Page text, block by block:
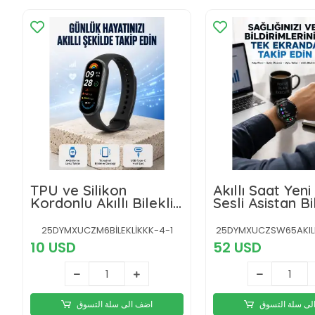
TPU ve Silikon
Kordonlu Akıllı Bileklik
Süresi Yeni Nesil
25DYMXUCZM6BİLEKLİKKK-4-1
10 USD
اضف الى سلة التسوق
Akıllı Saat
Sesli Asistan
Bağlantılı
Dinleme
52 USD
سلة التسوق